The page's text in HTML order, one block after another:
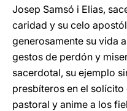
Josep Samsó i Elias,
caridad y su celo
generosamente su vida
gestos de perdón y
sacerdotal, su ejemplo
presbíteros en el
pastoral y anime a los